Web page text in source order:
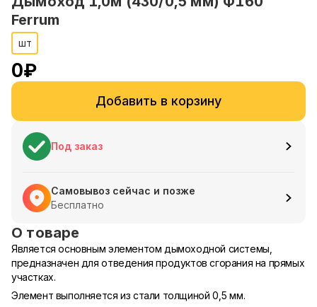
Ferrum
шт
0₽
Добавить в корзину
Под заказ
Самовывоз сейчас и позже
Бесплатно
О товаре
Является основным элементом дымоходной системы,
предназначен для отведения продуктов сгорания на прямых
участках.
Элемент выполняется из стали толщиной 0,5 мм.